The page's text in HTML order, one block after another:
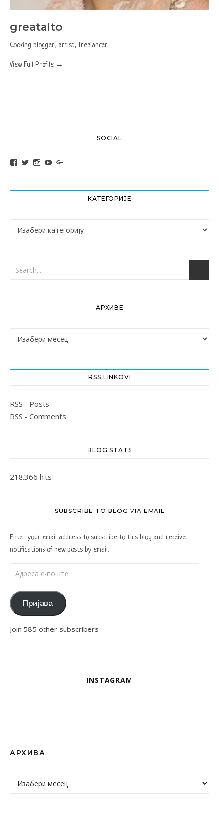
greatalto
Cooking blogger, artist, freelancer.
View Full Profile →
SOCIAL
View altochef’s profile on Facebook
View jovancica73’s profile on Twitter
View jovancica73’s profile on Instagram
View jovancica73’s profile on YouTube
КАТЕГОРИЈЕ
Категорије
АРХИВЕ
Архиве
RSS LINKOVI
RSS - Posts
RSS - Comments
BLOG STATS
218.366 hits
SUBSCRIBE TO BLOG VIA EMAIL
Enter your email address to subscribe to this blog and receive
notifications of new posts by email.
Пријава
Join 585 other subscribers
INSTAGRAM
АРХИВА
Архива